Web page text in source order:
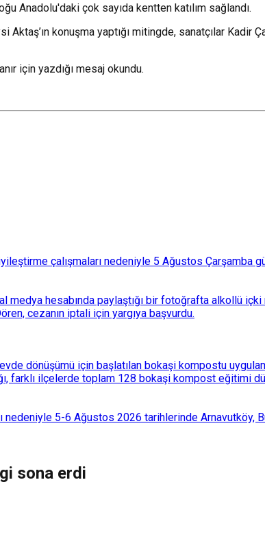
Anadolu'daki çok sayıda kentten katılım sağlandı.
konuşma yaptığı mitingde, sanatçılar Kadir
için yazdığı mesaj okundu.
çalışmaları nedeniyle 5 Ağustos
hesabında paylaştığı bir fotoğrafta alkollü
cezanın iptali için yargıya başvurdu.
dönüşümü için başlatılan bokaşi kompostu
farklı ilçelerde toplam 128 bokaşi kompost
5-6 Ağustos 2026 tarihlerinde Arnavutköy,
sona erdi